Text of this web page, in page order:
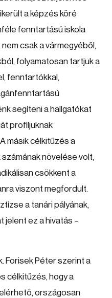
a képzés köré
fenntartású iskola
csak a vármegyéből,
folyamatosan tartjuk a
fenntartókkal,
segíteni a hallgatókat
profiljuknak
másik célkitűzés a
növelése volt,
csökkent a
viszont megfordult.
a tanári pályának,
jelent ez a hivatás –
Forisek Péter szerint a
célkitűzés, hogy a
országosan